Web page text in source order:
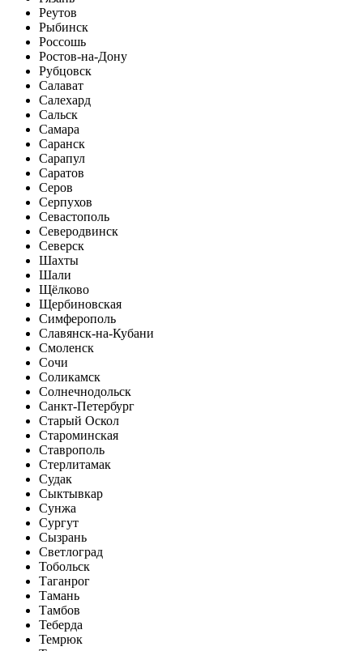
Реутов
Рыбинск
Россошь
Ростов-на-Дону
Рубцовск
Салават
Салехард
Сальск
Самара
Саранск
Сарапул
Саратов
Серов
Серпухов
Севастополь
Северодвинск
Северск
Шахты
Шали
Щёлково
Щербиновская
Симферополь
Славянск-на-Кубани
Смоленск
Сочи
Соликамск
Солнечнодольск
Санкт-Петербург
Старый Оскол
Староминская
Ставрополь
Стерлитамак
Судак
Сыктывкар
Сунжа
Сургут
Сызрань
Светлоград
Тобольск
Таганрог
Тамань
Тамбов
Теберда
Темрюк